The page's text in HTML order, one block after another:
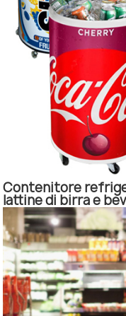
Contenitore
lattine di birra e